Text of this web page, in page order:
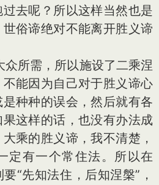
去呢？所以这样当然也是
俗谛绝对不能离开胜义谛
所需，所以施设了二乘涅
能因为自己对于胜义谛心
种种的误会，然后就有各
这样的话，也没有办法成
乘的胜义谛，我不清楚，
定有一个常住法。所以在
“先知法住，后知涅槃”，